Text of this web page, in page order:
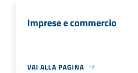
Imprese e commercio
VAI ALLA PAGINA